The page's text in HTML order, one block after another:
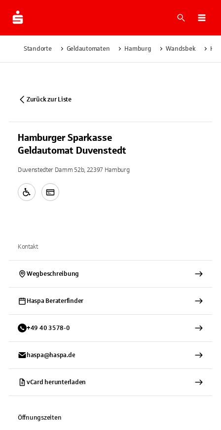
Suche
Standorte Geldautomaten Hamburg Wandsbek
Zurück zur Liste
Hamburger Sparkasse
Geldautomat Duvenstedt
Duvenstedter Damm 52b, 22397 Hamburg
Kontakt
Wegbeschreibung
Haspa Beraterfinder
+49 40 3578-0
haspa@haspa.de
vCard herunterladen
Öffnungszeiten